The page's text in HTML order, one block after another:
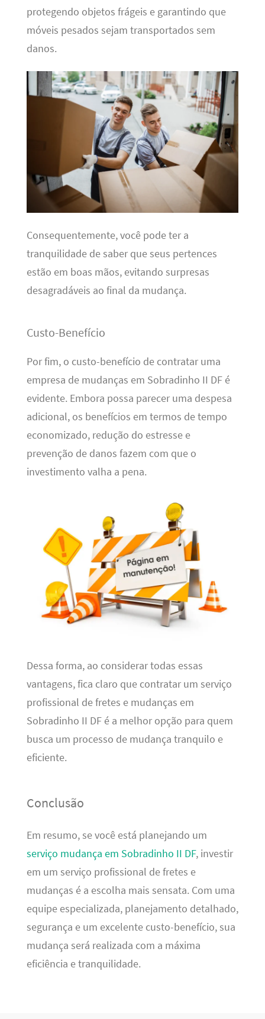
protegendo objetos frágeis e garantindo que
móveis pesados sejam transportados sem
danos.
Consequentemente, você pode ter a
tranquilidade de saber que seus pertences
estão em boas mãos, evitando surpresas
desagradáveis ao final da mudança.
Custo-Benefício
Por fim, o custo-benefício de contratar uma
empresa de mudanças em Sobradinho II DF é
evidente. Embora possa parecer uma despesa
adicional, os benefícios em termos de tempo
economizado, redução do estresse e
prevenção de danos fazem com que o
investimento valha a pena.
Dessa forma, ao considerar todas essas
vantagens, fica claro que contratar um serviço
profissional de fretes e mudanças em
Sobradinho II DF é a melhor opção para quem
busca um processo de mudança tranquilo e
eficiente.
Conclusão
Em resumo, se você está planejando um
serviço mudança em Sobradinho II DF, investir
em um serviço profissional de fretes e
mudanças é a escolha mais sensata. Com uma
equipe especializada, planejamento detalhado,
segurança e um excelente custo-benefício, sua
mudança será realizada com a máxima
eficiência e tranquilidade.